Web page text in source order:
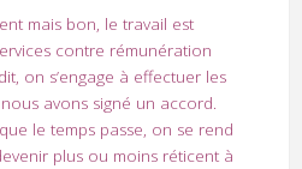
mais bon, le travail est
contre rémunération
on s’engage à effectuer les
avons signé un accord.
le temps passe, on se rend
plus ou moins réticent à